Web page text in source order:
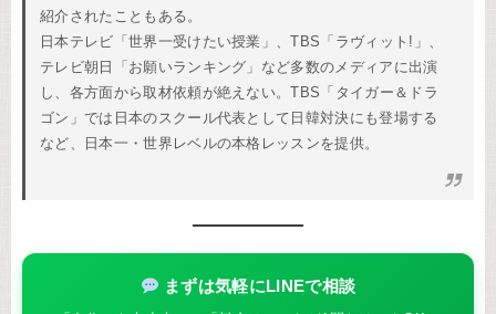
紹介されたこともある。
日本テレビ「世界一受けたい授業」、TBS「ラヴィット!」、
テレビ朝日「お願いランキング」など多数のメディアに出演
し、各方面から取材依頼が絶えない。TBS「タイガー＆ドラ
ゴン」では日本のスクール代表として日韓対決にも登場する
など、日本一・世界レベルの本格レッスンを提供。
まずは気軽にLINEで相談